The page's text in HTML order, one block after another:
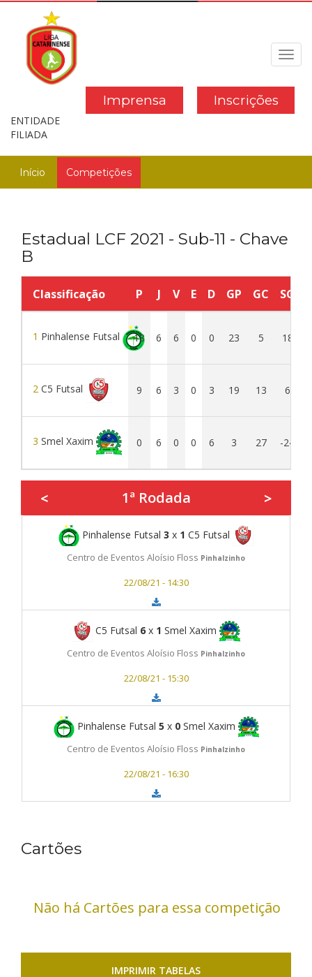
Inscrições
Imprensa
ENTIDADE
FILIADA
Início Competições
Estadual LCF 2021 - Sub-11 - Chave
B
Classificação P J V E D GP GC SG
1 Pinhalense Futsal 18 6 6 0 0 23 5 18
2 C5 Futsal 9 6 3 0 3 19 13 6
3 Smel Xaxim 0 6 0 0 6 3 27 -24
< 1ª Rodada >
Pinhalense Futsal 3 x 1 C5 Futsal
Centro de Eventos Aloísio Floss Pinhalzinho
22/08/21 - 14:30
C5 Futsal 6 x 1 Smel Xaxim
Centro de Eventos Aloísio Floss Pinhalzinho
22/08/21 - 15:30
Pinhalense Futsal 5 x 0Smel Xaxim
Centro de Eventos Aloísio Floss Pinhalzinho
22/08/21 - 16:30
Cartões
Não há Cartões para essa competição
IMPRIMIR TABELAS